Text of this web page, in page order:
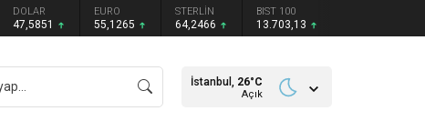
DOLAR
47,5851
EURO
55,1265
STERLİN
64,2466
BIST 100
13.703,13
İstanbul, 26°C
Açık